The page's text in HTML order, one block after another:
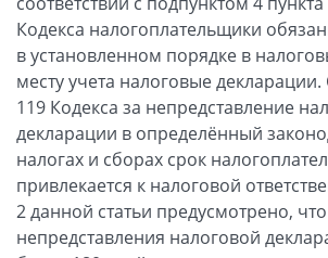
Кодекса налогоплательщики
в установленном порядке в
месту учета налоговые декларации.
119 Кодекса за непредставление
декларации в определённый
налогах и сборах срок
привлекается к налоговой
2 данной статьи предусмотрено,
непредставления налоговой